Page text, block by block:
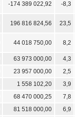
-174 389 022,92 -8,3
196 816 824,56 23,5
44 018 750,00 8,2
63 973 000,00 4,3
23 957 000,00 2,5
1 558 102,20 3,9
68 470 000,25 7,8
81 518 000,00 6,9